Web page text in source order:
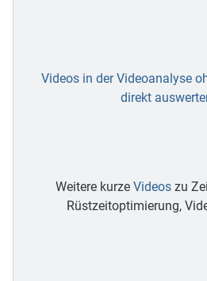
Videos in der Videoanalyse
direkt
Weitere kurze Videos zu
Rüstzeitoptimierung,